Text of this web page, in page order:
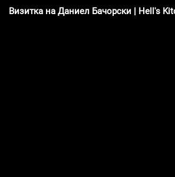
Визитка на Даниел Бачорски | Hell's